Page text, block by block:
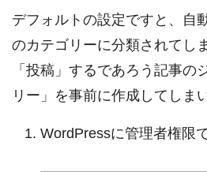
デフォルトの設定ですと、自
のカテゴリーに分類されてし
「投稿」するであろう記事の
リー」を事前に作成してしま
WordPressに管理者権限